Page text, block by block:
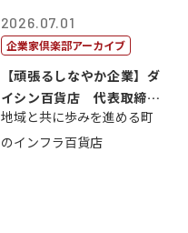
2026.07.01
企業家倶楽部アーカイブ
【頑張るしなやか企業】ダ
イシン百貨店 代表取締役
社長 西山 ...
地域と共に歩みを進める町
のインフラ百貨店